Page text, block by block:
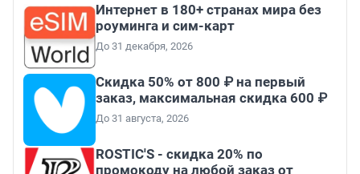
Интернет в 180+ странах мира без
роуминга и сим-карт
До 31 декабря, 2026
Скидка 50% от 800 ₽ на первый
заказ, максимальная скидка 600 ₽
До 31 августа, 2026
ROSTIC'S - скидка 20% по
промокоду на любой заказ от